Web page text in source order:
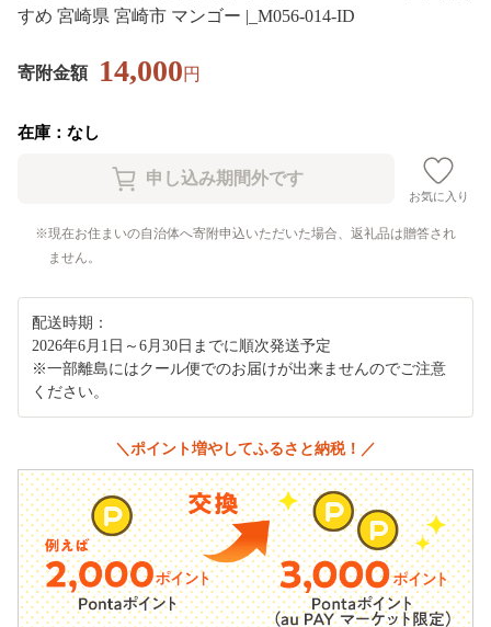
すめ 宮崎県 宮崎市 マンゴー |_M056-014-ID
寄附金額 14,000円
在庫：なし
お気に入り
現在お住まいの自治体へ寄附申込いただいた場合、返礼品は贈答され
ません。
配送時期：
2026年6月1日～6月30日までに順次発送予定
※一部離島にはクール便でのお届けが出来ませんのでご注意
ください。
＼ポイント増やしてふるさと納税！／